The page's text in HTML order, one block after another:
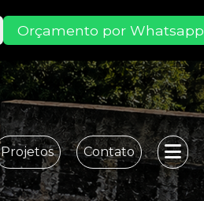
Orçamento por Whatsapp
Projetos Contato